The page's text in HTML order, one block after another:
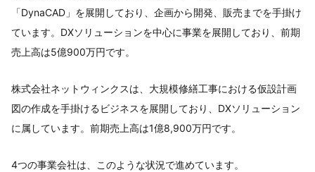
「DynaCAD」を展開しており、企画から開発、販売までを手掛け
ています。DXソリューションを中心に事業を展開しており、前期
売上高は5億900万円です。
株式会社ネットウィンクスは、大規模修繕工事における仮設計画
図の作成を手掛けるビジネスを展開しており、DXソリューション
に属しています。前期売上高は1億8,900万円です。
4つの事業会社は、このような状況で進めています。